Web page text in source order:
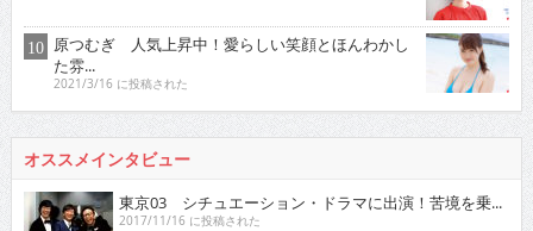
原つむぎ 人気上昇中！愛らしい笑顔とほんわかし
た雰...
2021/3/16 に投稿された
オススメインタビュー
東京03 シチュエーション・ドラマに出演！苦境を乗...
2017/11/16 に投稿された